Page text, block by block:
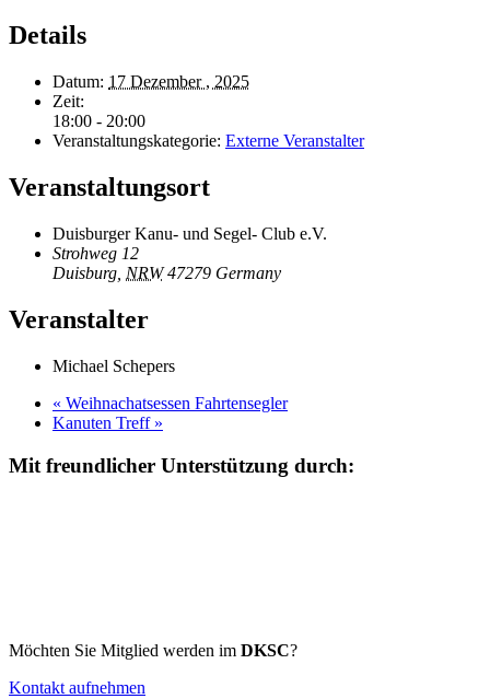
Details
Datum: 17 Dezember , 2025
Zeit:
18:00 - 20:00
Veranstaltungskategorie: Externe Veranstalter
Veranstaltungsort
Duisburger Kanu- und Segel- Club e.V.
Strohweg 12
Duisburg NRW 47279 Germany
Veranstalter
Michael Schepers
« Weihnachatsessen Fahrtensegler
Kanuten Treff »
Mit freundlicher Unterstützung durch:
Möchten Sie Mitglied werden im DKSC?
Kontakt aufnehmen